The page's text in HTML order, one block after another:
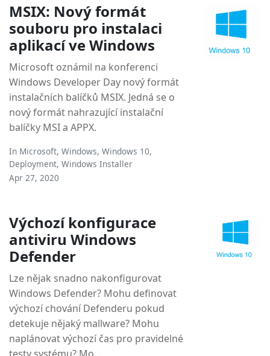
MSIX: Nový formát
souboru pro instalaci
aplikací ve Windows
Microsoft oznámil na konferenci
Windows Developer Day nový formát
instalačních balíčků MSIX. Jedná se o
nový formát nahrazující instalační
balíčky MSI a APPX.
In Microsoft, Windows, Windows 10,
Deployment, Windows Installer
Apr 27, 2020
Výchozí konfigurace
antiviru Windows
Defender
Lze nějak snadno nakonfigurovat
Windows Defender? Mohu definovat
výchozí chování Defenderu pokud
detekuje nějaký mallware? Mohu
naplánovat výchozí čas pro pravidelné